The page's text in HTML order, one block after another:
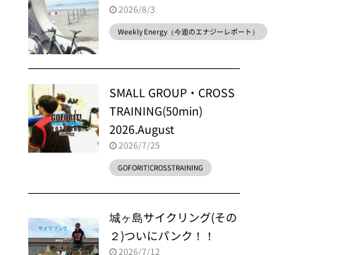
2026/8/3
Weekly Energy（今週のエナジーレポート）
SMALL GROUP・CROSS
TRAINING(50min)
2026.August
2026/7/25
GOFORIT!CROSSTRAINING
城ヶ島サイクリング(その
２)ついにパンク！！
2026/7/12